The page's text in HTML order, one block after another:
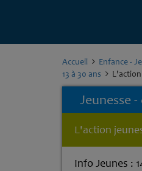
Accueil Enfance -
13 à 30 ans
L'action
Jeunesse -
L'action
Info Jeunes :